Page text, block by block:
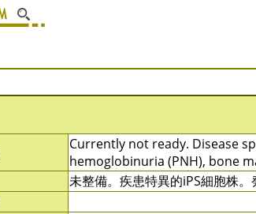
Currently not ready. Disease
hemoglobinuria (PNH), bone
未整備。疾患特異的iPS細胞株